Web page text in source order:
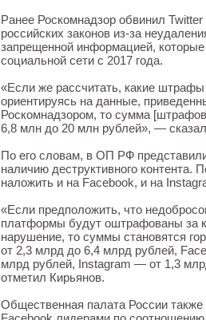
Ранее Роскомнадзор обвинил
российских законов из-за
запрещенной информацией,
социальной сети с 2017 года.
«Если же рассчитать, какие штрафы
ориентируясь на данные,
Роскомнадзором, то сумма
6,8 млн до 20 млн рублей», —
По его словам, в ОП РФ
наличию деструктивного
наложить и на Facebook, и на
«Если предположить, что
платформы будут оштрафованы за
нарушение, то суммы становятся
от 2,3 млрд до 6,4 млрд рублей,
млрд рублей, Instagram — от 1,3
отметил Кирьянов.
Общественная палата России